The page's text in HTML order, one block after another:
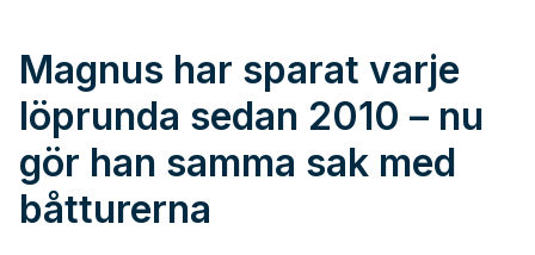
Magnus har sparat varje
löprunda sedan 2010 – nu
gör han samma sak med
båtturerna